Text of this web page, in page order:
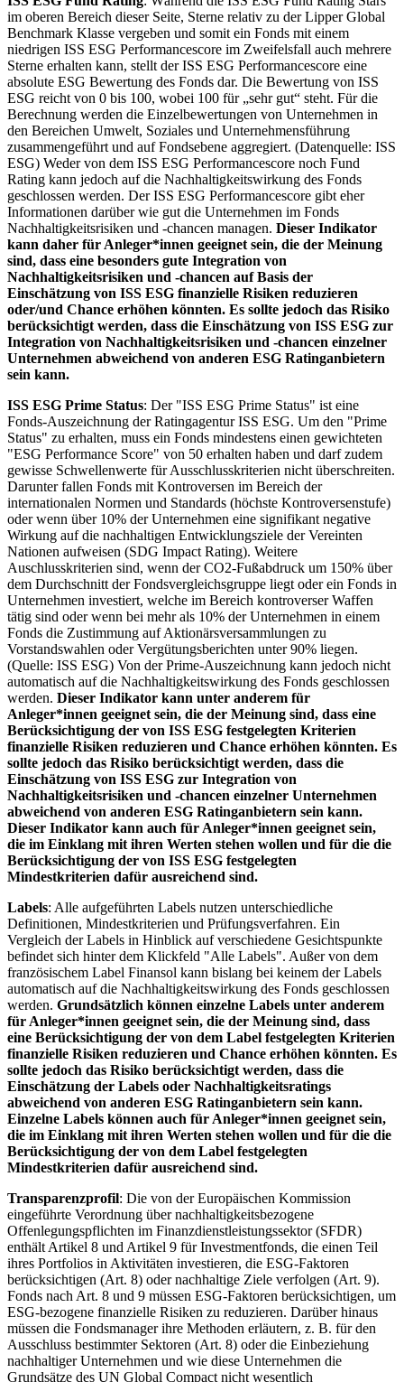
im oberen Bereich dieser Seite, Sterne relativ zu der Lipper Global
Benchmark Klasse vergeben und somit ein Fonds mit einem
niedrigen ISS ESG Performancescore im Zweifelsfall auch mehrere
Sterne erhalten kann, stellt der ISS ESG Performancescore eine
absolute ESG Bewertung des Fonds dar. Die Bewertung von ISS
ESG reicht von 0 bis 100, wobei 100 für „sehr gut“ steht. Für die
Berechnung werden die Einzelbewertungen von Unternehmen in
den Bereichen Umwelt, Soziales und Unternehmensführung
zusammengeführt und auf Fondsebene aggregiert. (Datenquelle: ISS
ESG) Weder von dem ISS ESG Performancescore noch Fund
Rating kann jedoch auf die Nachhaltigkeitswirkung des Fonds
geschlossen werden. Der ISS ESG Performancescore gibt eher
Informationen darüber wie gut die Unternehmen im Fonds
Nachhaltigkeitsrisiken und -chancen managen. Dieser Indikator
kann daher für Anleger*innen geeignet sein, die der Meinung
sind, dass eine besonders gute Integration von
Nachhaltigkeitsrisiken und -chancen auf Basis der
Einschätzung von ISS ESG finanzielle Risiken reduzieren
oder/und Chance erhöhen könnten. Es sollte jedoch das Risiko
berücksichtigt werden, dass die Einschätzung von ISS ESG zur
Integration von Nachhaltigkeitsrisiken und -chancen einzelner
Unternehmen abweichend von anderen ESG Ratinganbietern
sein kann.
ISS ESG Prime Status: Der "ISS ESG Prime Status" ist eine
Fonds-Auszeichnung der Ratingagentur ISS ESG. Um den "Prime
Status" zu erhalten, muss ein Fonds mindestens einen gewichteten
"ESG Performance Score" von 50 erhalten haben und darf zudem
gewisse Schwellenwerte für Ausschlusskriterien nicht überschreiten.
Darunter fallen Fonds mit Kontroversen im Bereich der
internationalen Normen und Standards (höchste Kontroversenstufe)
oder wenn über 10% der Unternehmen eine signifikant negative
Wirkung auf die nachhaltigen Entwicklungsziele der Vereinten
Nationen aufweisen (SDG Impact Rating). Weitere
Auschlusskriterien sind, wenn der CO2-Fußabdruck um 150% über
dem Durchschnitt der Fondsvergleichsgruppe liegt oder ein Fonds in
Unternehmen investiert, welche im Bereich kontroverser Waffen
tätig sind oder wenn bei mehr als 10% der Unternehmen in einem
Fonds die Zustimmung auf Aktionärsversammlungen zu
Vorstandswahlen oder Vergütungsberichten unter 90% liegen.
(Quelle: ISS ESG) Von der Prime-Auszeichnung kann jedoch nicht
automatisch auf die Nachhaltigkeitswirkung des Fonds geschlossen
werden. Dieser Indikator kann unter anderem für
Anleger*innen geeignet sein, die der Meinung sind, dass eine
Berücksichtigung der von ISS ESG festgelegten Kriterien
finanzielle Risiken reduzieren und Chance erhöhen könnten. Es
sollte jedoch das Risiko berücksichtigt werden, dass die
Einschätzung von ISS ESG zur Integration von
Nachhaltigkeitsrisiken und -chancen einzelner Unternehmen
abweichend von anderen ESG Ratinganbietern sein kann.
Dieser Indikator kann auch für Anleger*innen geeignet sein,
die im Einklang mit ihren Werten stehen wollen und für die die
Berücksichtigung der von ISS ESG festgelegten
Mindestkriterien dafür ausreichend sind.
Labels: Alle aufgeführten Labels nutzen unterschiedliche
Definitionen, Mindestkriterien und Prüfungsverfahren. Ein
Vergleich der Labels in Hinblick auf verschiedene Gesichtspunkte
befindet sich hinter dem Klickfeld "Alle Labels". Außer von dem
französischem Label Finansol kann bislang bei keinem der Labels
automatisch auf die Nachhaltigkeitswirkung des Fonds geschlossen
werden. Grundsätzlich können einzelne Labels unter anderem
für Anleger*innen geeignet sein, die der Meinung sind, dass
eine Berücksichtigung der von dem Label festgelegten Kriterien
finanzielle Risiken reduzieren und Chance erhöhen könnten. Es
sollte jedoch das Risiko berücksichtigt werden, dass die
Einschätzung der Labels oder Nachhaltigkeitsratings
abweichend von anderen ESG Ratinganbietern sein kann.
Einzelne Labels können auch für Anleger*innen geeignet sein,
die im Einklang mit ihren Werten stehen wollen und für die die
Berücksichtigung der von dem Label festgelegten
Mindestkriterien dafür ausreichend sind.
Transparenzprofil: Die von der Europäischen Kommission
eingeführte Verordnung über nachhaltigkeitsbezogene
Offenlegungspflichten im Finanzdienstleistungssektor (SFDR)
enthält Artikel 8 und Artikel 9 für Investmentfonds, die einen Teil
ihres Portfolios in Aktivitäten investieren, die ESG-Faktoren
berücksichtigen (Art. 8) oder nachhaltige Ziele verfolgen (Art. 9).
Fonds nach Art. 8 und 9 müssen ESG-Faktoren berücksichtigen, um
ESG-bezogene finanzielle Risiken zu reduzieren. Darüber hinaus
müssen die Fondsmanager ihre Methoden erläutern, z. B. für den
Ausschluss bestimmter Sektoren (Art. 8) oder die Einbeziehung
nachhaltiger Unternehmen und wie diese Unternehmen die
Grundsätze des UN Global Compact nicht wesentlich